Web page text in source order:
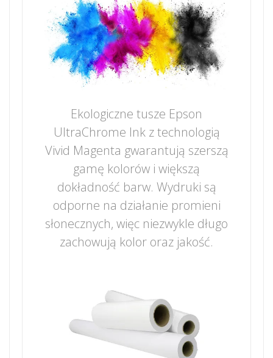
Ekologiczne tusze Epson
UltraChrome Ink z technologią
Vivid Magenta gwarantują szerszą
gamę kolorów i większą
dokładność barw. Wydruki są
odporne na działanie promieni
słonecznych, więc niezwykle długo
zachowują kolor oraz jakość.